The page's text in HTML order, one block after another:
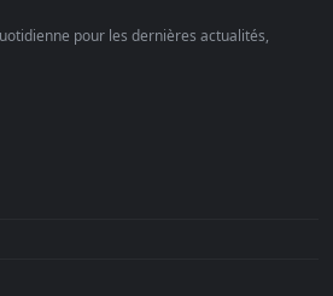
pour les dernières actualités,